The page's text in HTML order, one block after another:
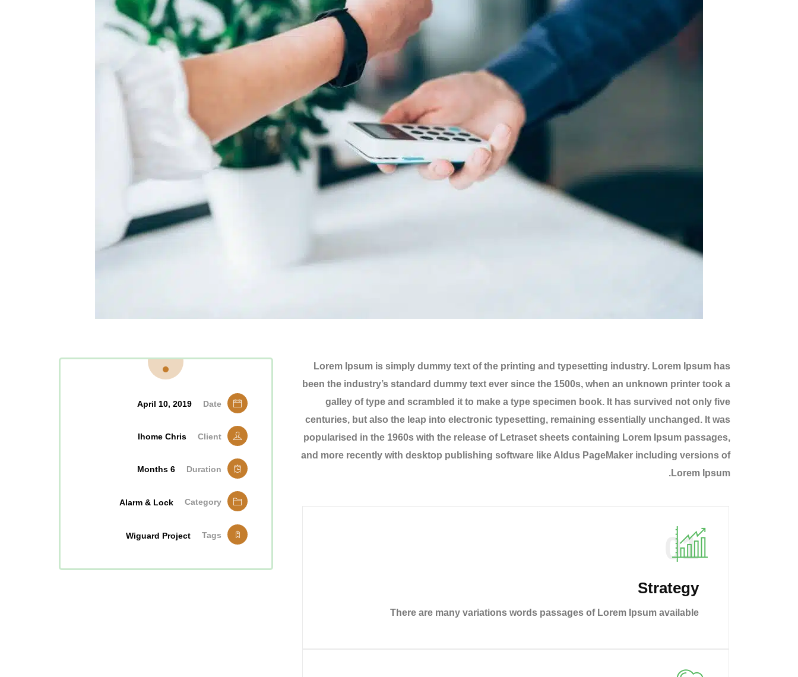
Lorem Ipsum is simply dummy text of the printing and typesetting industry. Lorem Ipsum has
been the industry’s standard dummy text ever since the 1500s, when an unknown printer took a
galley of type and scrambled it to make a type specimen book. It has survived not only five
centuries, but also the leap into electronic typesetting, remaining essentially unchanged. It was
popularised in the 1960s with the release of Letraset sheets containing Lorem Ipsum passages,
and more recently with desktop publishing software like Aldus PageMaker including versions of
Lorem Ipsum.
01
Strategy
There are many variations words passages of Lorem Ipsum available
Date
April 10, 2019
Client
Ihome Chris
Duration
6 Months
Category
Alarm & Lock
Tags
Wiguard Project